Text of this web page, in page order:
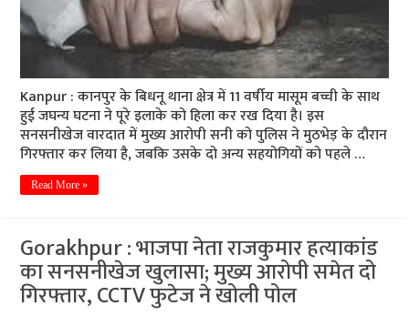
Kanpur : कानपुर के बिधनू थाना क्षेत्र में 11 वर्षीय मासूम बच्ची के साथ
हुई जघन्य घटना ने पूरे इलाके को हिला कर रख दिया है। इस
सनसनीखेज वारदात में मुख्य आरोपी सनी को पुलिस ने मुठभेड़ के दौरान
गिरफ्तार कर लिया है, जबकि उसके दो अन्य सहयोगियों को पहले …
Read More »
Gorakhpur : भाजपा नेता राजकुमार हत्याकांड
का सनसनीखेज खुलासा; मुख्य आरोपी समेत दो
गिरफ्तार, CCTV फुटेज ने खोली पोल